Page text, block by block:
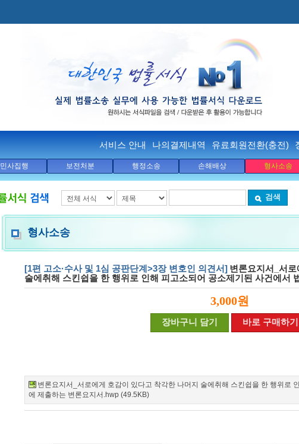
서비스 안내 나의결제내역 유료회원전환(충전)
민사집행 보전처분 행정소송 손해배상 형사소송
검색
형사소송
[1편 고소·수사 및 1심 공판단계>3장 변호인 의견서] 변론요지서_서
술에취해 스킨쉽을 한 행위로 인해 피고소되어 공소제기된 사건에서
3,000원
장바구니 담기 바로 구매하기
변론요지서_서로에게 호감이 있다고 착각한 나머지 술에취해 스킨쉽을 한 행위로
에 제출하는 변론요지서.hwp (49.5KB)